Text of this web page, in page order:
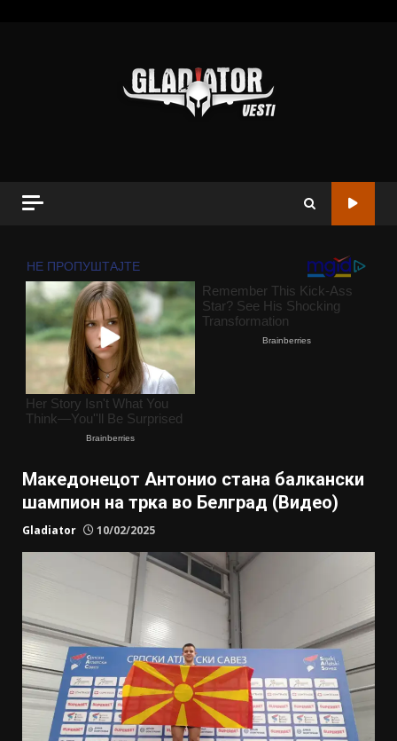
Македонецот Антонио стана балкански
шампион на трка во Белград (Видео)
Gladiator 10/02/2025